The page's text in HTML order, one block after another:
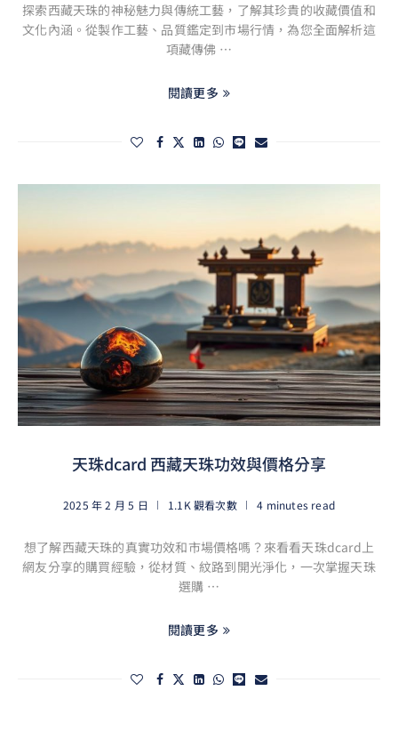
探索西藏天珠的神秘魅力與傳統工藝，了解其珍貴的收藏價值和
文化內涵。從製作工藝、品質鑑定到市場行情，為您全面解析這
項藏傳佛 …
閱讀更多
天珠dcard 西藏天珠功效與價格分享
2025 年 2 月 5 日 1.1K 觀看次數 4 minutes read
想了解西藏天珠的真實功效和市場價格嗎？來看看天珠dcard上
網友分享的購買經驗，從材質、紋路到開光淨化，一次掌握天珠
選購 …
閱讀更多